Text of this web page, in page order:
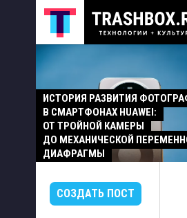
ИСТОРИЯ РАЗВИТИЯ
В СМАРТФОНАХ HUAWEI:
ОТ ТРОЙНОЙ КАМЕРЫ
ДО МЕХАНИЧЕСКОЙ
ДИАФРАГМЫ
СОЗДАТЬ ПОСТ